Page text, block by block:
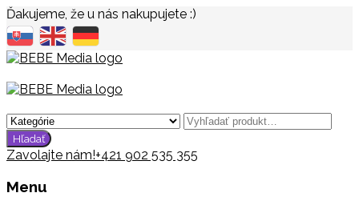
Ďakujeme, že u nás nakupujete :)
Zavolajte nám!+421 902 535 355
Menu